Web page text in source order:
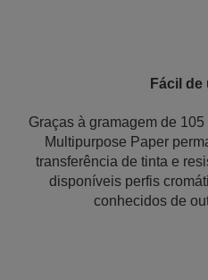
Fácil de
Graças à gramagem de 105
Multipurpose Paper
transferência de tinta e
disponíveis perfis
conhecidos de